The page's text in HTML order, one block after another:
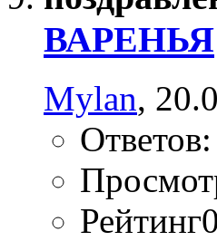
ВАРЕНЬЯ
Mylan,
Ответов: